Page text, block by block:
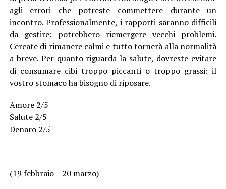
agli errori che potreste commettere durante un
incontro. Professionalmente, i rapporti saranno difficili
da gestire: potrebbero riemergere vecchi problemi.
Cercate di rimanere calmi e tutto tornerà alla normalità
a breve. Per quanto riguarda la salute, dovreste evitare
di consumare cibi troppo piccanti o troppo grassi: il
vostro stomaco ha bisogno di riposare.
Amore 2/5
Salute 2/5
Denaro 2/5
(19 febbraio – 20 marzo)